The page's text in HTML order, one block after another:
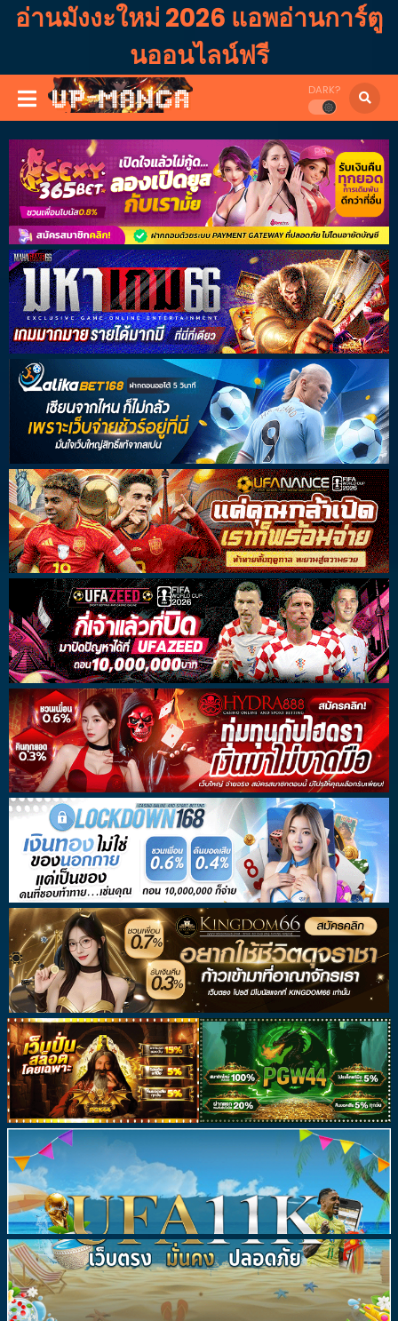
อ่านมังงะใหม่ 2026 แอพอ่านการ์ตู
นออนไลน์ฟรี
DARK?